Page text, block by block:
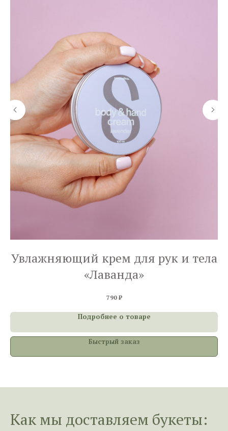
Увлажняющий крем для рук и тела
«Лаванда»
790 ₽
Подробнее о товаре
Быстрый заказ
Как мы доставляем букеты: